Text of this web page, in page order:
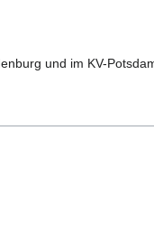
und im KV-